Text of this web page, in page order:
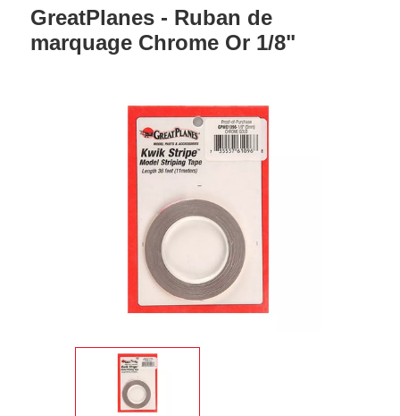
GreatPlanes - Ruban de
marquage Chrome Or 1/8"